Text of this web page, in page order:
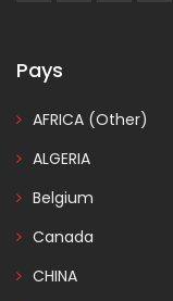
Pays
AFRICA (Other)
ALGERIA
Belgium
Canada
CHINA